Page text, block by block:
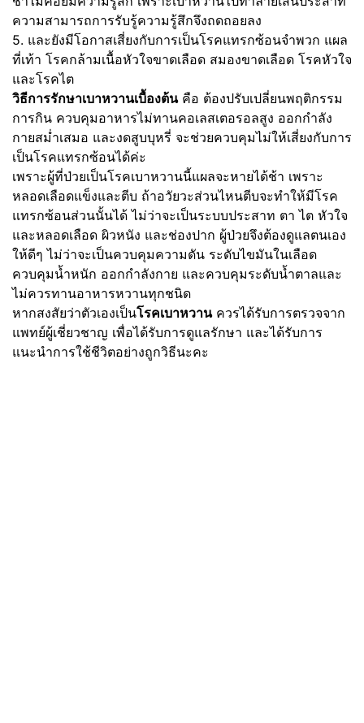
ความสามารถการรับรู้ความรู้สึกจึงถดถอยลง
5. และยังมีโอกาสเสี่ยงกับการเป็นโรคแทรกซ้อนจำพวก แผล
ที่เท้า โรคกล้ามเนื้อหัวใจขาดเลือด สมองขาดเลือด โรคหัวใจ
และโรคไต
วิธีการรักษาเบาหวานเบื้องต้นคือ ต้องปรับเปลี่ยนพฤติกรรม
การกิน ควบคุมอาหารไม่ทานคอเลสเตอรอลสูง ออกกำลัง
กายสม่ำเสมอ และงดสูบบุหรี่ จะช่วยควบคุมไม่ให้เสี่ยงกับการ
เป็นโรคแทรกซ้อนได้ค่ะ
เพราะผู้ที่ป่วยเป็นโรคเบาหวานนี้แผลจะหายได้ช้า เพราะ
หลอดเลือดแข็งและตีบ ถ้าอวัยวะส่วนไหนตีบจะทำให้มีโรค
แทรกซ้อนส่วนนั้นได้ ไม่ว่าจะเป็นระบบประสาท ตา ไต หัวใจ
และหลอดเลือด ผิวหนัง และช่องปาก ผู้ป่วยจึงต้องดูแลตนเอง
ให้ดีๆ ไม่ว่าจะเป็นควบคุมความดัน ระดับไขมันในเลือด
ควบคุมน้ำหนัก ออกกำลังกาย และควบคุมระดับน้ำตาลและ
ไม่ควรทานอาหารหวานทุกชนิด
หากสงสัยว่าตัวเองเป็นโรคเบาหวานควรได้รับการตรวจจาก
แพทย์ผู้เชี่ยวชาญ เพื่อได้รับการดูแลรักษา และได้รับการ
แนะนำการใช้ชีวิตอย่างถูกวิธีนะคะ